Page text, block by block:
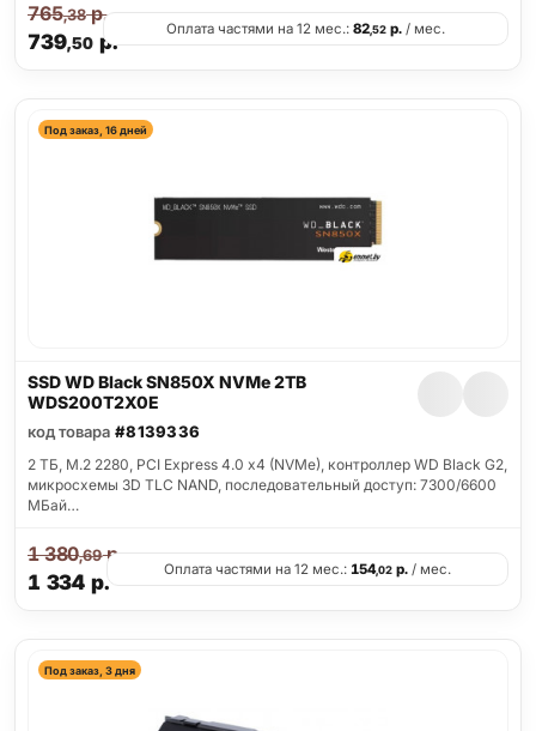
739,50р.
765,38р.
Оплата частями на 12 мес.: 82,52 р. / мес.
Под заказ, 16 дней
SSD WD Black SN850X NVMe 2TB
WDS200T2X0E
код товара #8139336
2 ТБ, M.2 2280, PCI Express 4.0 x4 (NVMe), контроллер WD Black G2,
микросхемы 3D TLC NAND, последовательный доступ: 7300/6600
МБай…
1 334 р.
1 380,69р.
Оплата частями на 12 мес.: 154,02 р. / мес.
Под заказ, 3 дня